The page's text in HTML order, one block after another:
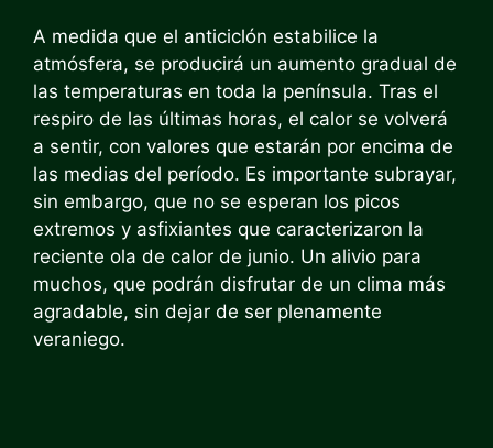
A medida que el anticiclón estabilice la
atmósfera, se producirá un aumento gradual de
las temperaturas en toda la península. Tras el
respiro de las últimas horas, el calor se volverá
a sentir, con valores que estarán por encima de
las medias del período. Es importante subrayar,
sin embargo, que no se esperan los picos
extremos y asfixiantes que caracterizaron la
reciente ola de calor de junio. Un alivio para
muchos, que podrán disfrutar de un clima más
agradable, sin dejar de ser plenamente
veraniego.